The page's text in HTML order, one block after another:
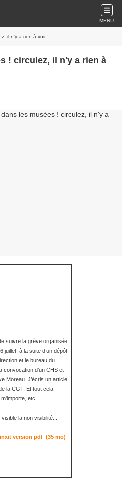
MENU
il n'y a rien à voir !
! circulez, il n'y a rien à
suivre la grève organisée
juillet. à la suite d’un dépôt
et le bureau du
convocation d’un CHS et
Moreau. J’écris un article
la CGT. Et tout cela
etc..
la non visibilité...
version pdf (35 mo)